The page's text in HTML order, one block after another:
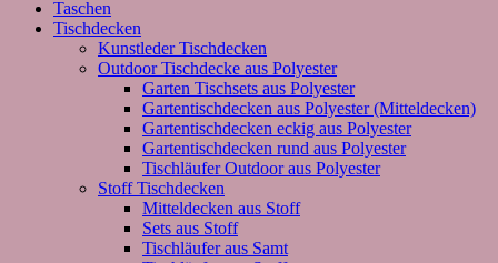
Taschen
Tischdecken
Kunstleder Tischdecken
Outdoor Tischdecke aus Polyester
Garten Tischsets aus Polyester
Gartentischdecken aus Polyester (Mitteldecken)
Gartentischdecken eckig aus Polyester
Gartentischdecken rund aus Polyester
Tischläufer Outdoor aus Polyester
Stoff Tischdecken
Mitteldecken aus Stoff
Sets aus Stoff
Tischläufer aus Samt